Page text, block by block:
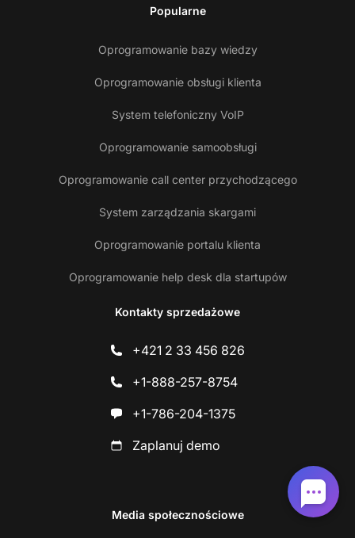
Popularne
Oprogramowanie bazy wiedzy
Oprogramowanie obsługi klienta
System telefoniczny VoIP
Oprogramowanie samoobsługi
Oprogramowanie call center przychodzącego
System zarządzania skargami
Oprogramowanie portalu klienta
Oprogramowanie help desk dla startupów
Kontakty sprzedażowe
+421 2 33 456 826
+1-888-257-8754
+1-786-204-1375
Zaplanuj demo
Media społecznościowe